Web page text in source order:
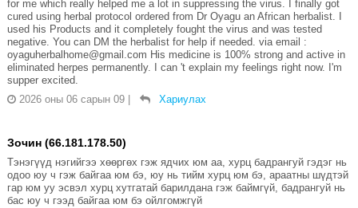
for me which really helped me a lot in suppressing the virus. I finally got
cured using herbal protocol ordered from Dr Oyagu an African herbalist. I
used his Products and it completely fought the virus and was tested
negative. You can DM the herbalist for help if needed. via email :
oyaguherbalhome@gmail.com His medicine is 100% strong and active in
eliminated herpes permanently. I can 't explain my feelings right now. I'm
supper excited.
2026 оны 06 сарын 09
Хариулах
Зочин (66.181.178.50)
Тэнэгүүд нэгийгээ хөөргөх гэж ядчих юм аа, хурц бадрангуй гэдэг нь
одоо юу ч гэж байгаа юм бэ, юу нь тийм хурц юм бэ, араатны шүдтэй
гар юм уу эсвэл хурц хутгатай барилдана гэж баймгүй, бадрангуй нь
бас юу ч гээд байгаа юм бэ ойлгомжгүй